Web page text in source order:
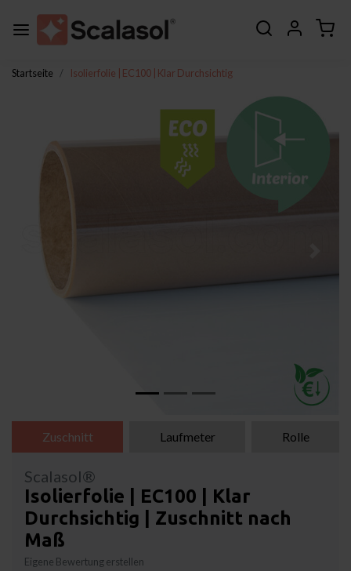
Startseite Isolierfolie | EC100 | Klar Durchsichtig
Zurück
Zuschnitt Laufmeter Rolle
Scalasol®
Isolierfolie | EC100 | Klar
Durchsichtig | Zuschnitt nach
Maß
Eigene Bewertung erstellen